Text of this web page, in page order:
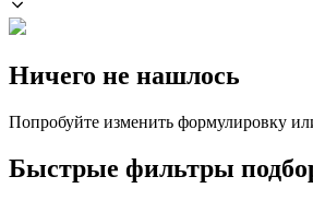
Ничего не нашлось
Попробуйте изменить формулировку
Быстрые фильтры